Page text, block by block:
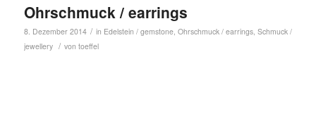
Ohrschmuck / earrings
8. Dezember 2014 / in Edelstein / gemstone, Ohrschmuck / earrings, Schmuck /
jewellery / von toeffel